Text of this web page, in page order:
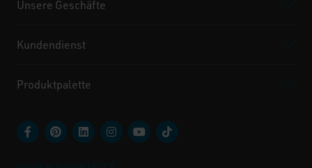
Unsere Geschäfte
Kundendienst
Produktpalette